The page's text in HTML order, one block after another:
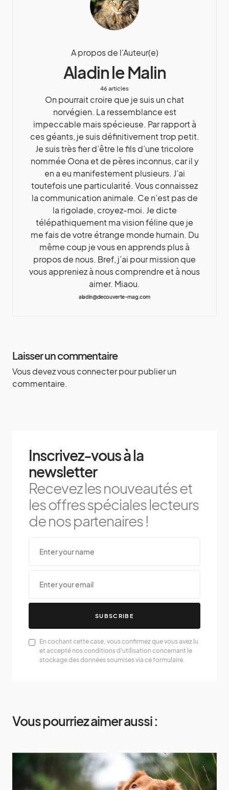
A propos de l'Auteur(e)
Aladin le Malin
46 articles
On pourrait croire que je suis un chat
norvégien. La ressemblance est
impeccable mais spécieuse. Par rapport à
ces géants, je suis définitivement trop petit.
Je suis très fier d’être le fils d’une tricolore
nommée Oona et de pères inconnus, car il y
en a eu manifestement plusieurs. J’ai
toutefois une particularité. Vous connaissez
la communication animale. Ce n’est pas de
la rigolade, croyez-moi. Je dicte
télépathiquement ma vision féline que je
me fais de votre étrange monde humain. Du
même coup je vous en apprends plus à
propos de nous. Bref, j’ai pour mission que
vous appreniez à nous comprendre et à nous
aimer. Miaou.
aladin@decouverte-mag.com
Laisser un commentaire
Vous devezvous connecterpour publier un
commentaire.
Inscrivez-vous à la
newsletter
Recevez les nouveautés et
les offres spéciales lecteurs
de nos partenaires !
SUBSCRIBE
En cochant cette case, vous confirmez que vous avez lu
et accepté nos conditions d'utilisation concernant le
stockage des données soumises via ce formulaire.
Vous pourriez aimer aussi :